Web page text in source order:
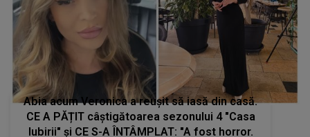
Abia acum Veronica a reușit să iasă din casă.
CE A PĂȚIT câștigătoarea sezonului 4 "Casa
Iubirii" și CE S-A ÎNTÂMPLAT: "A fost horror.